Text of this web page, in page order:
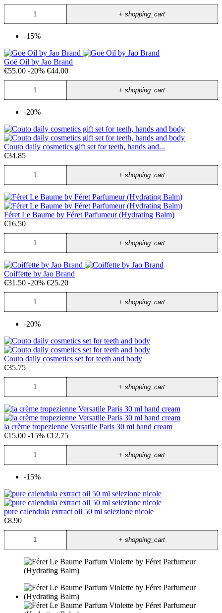
+shopping_cart
-15%
Goē Oil by Jao Brand
€55.00 -20% €44.00
+shopping_cart
-20%
Couto daily cosmetics gift set for teeth, hands and...
€34.85
+shopping_cart
Féret Le Baume by Féret Parfumeur (Hydrating Balm)
€16.50
+shopping_cart
Coiffette by Jao Brand
€31.50 -20% €25.20
+shopping_cart
-20%
Couto daily cosmetics set for teeth and body
€35.75
+shopping_cart
la crème tropezienne Versatile Paris 30 ml hand cream
€15.00 -15% €12.75
+shopping_cart
-15%
pure calendula extract oil 50 ml selezione nicole
€8.90
+shopping_cart